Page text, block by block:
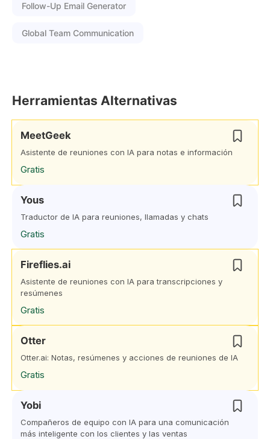
Follow-Up Email Generator
Global Team Communication
Herramientas Alternativas
MeetGeek
Asistente de reuniones con IA para notas e información
Gratis
Yous
Traductor de IA para reuniones, llamadas y chats
Gratis
Fireflies.ai
Asistente de reuniones con IA para transcripciones y
resúmenes
Gratis
Otter
Otter.ai: Notas, resúmenes y acciones de reuniones de IA
Gratis
Yobi
Compañeros de equipo con IA para una comunicación
más inteligente con los clientes y las ventas